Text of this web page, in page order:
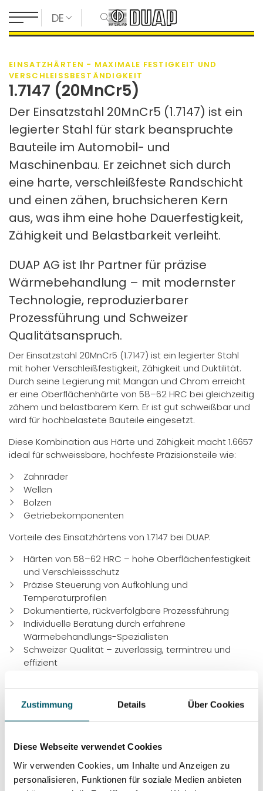
Zustimmung Details Über Cookies
Diese Webseite verwendet Cookies
Wir verwenden Cookies, um Inhalte und Anzeigen zu
personalisieren, Funktionen für soziale Medien anbieten
DE
EINSATZHÄRTEN - MAXIMALE FESTIGKEIT UND
VERSCHLEISSBESTÄNDIGKEIT
1.7147 (20MnCr5)
Der Einsatzstahl 20MnCr5 (1.7147) ist ein
legierter Stahl für stark beanspruchte
Bauteile im Automobil- und
Maschinenbau. Er zeichnet sich durch
eine harte, verschleißfeste Randschicht
und einen zähen, bruchsicheren Kern
aus, was ihm eine hohe Dauerfestigkeit,
Zähigkeit und Belastbarkeit verleiht.
DUAP AG ist Ihr Partner für präzise
Wärmebehandlung – mit modernster
Technologie, reproduzierbarer
Prozessführung und Schweizer
Qualitätsanspruch.
Der Einsatzstahl 20MnCr5 (1.7147) ist ein legierter Stahl
mit hoher Verschleißfestigkeit, Zähigkeit und Duktilität.
Durch seine Legierung mit Mangan und Chrom erreicht
er eine Oberflächenhärte von 58–62 HRC bei gleichzeitig
zähem und belastbarem Kern. Er ist gut schweißbar und
wird für hochbelastete Bauteile eingesetzt.
Diese Kombination aus Härte und Zähigkeit macht 1.6657
ideal für schweissbare, hochfeste Präzisionsteile wie:
Zahnräder
Wellen
Bolzen
Getriebekomponenten
Vorteile des Einsatzhärtens von 1.7147 bei DUAP:
Härten von 58–62 HRC – hohe Oberflächenfestigkeit
und Verschleissschutz
Präzise Steuerung von Aufkohlung und
Temperaturprofilen
Dokumentierte, rückverfolgbare Prozessführung
Individuelle Beratung durch erfahrene
Wärmebehandlungs-Spezialisten
Schweizer Qualität – zuverlässig, termintreu und
effizient
Kohlenstoffkonzentration und Einsatzhärtetiefe,
abgestimmt auf Ihre technischen Anforderungen. Die
– bei gleichbleibender Masshaltigkeit und exzellenter
Oberflächenqualität.
FAQ